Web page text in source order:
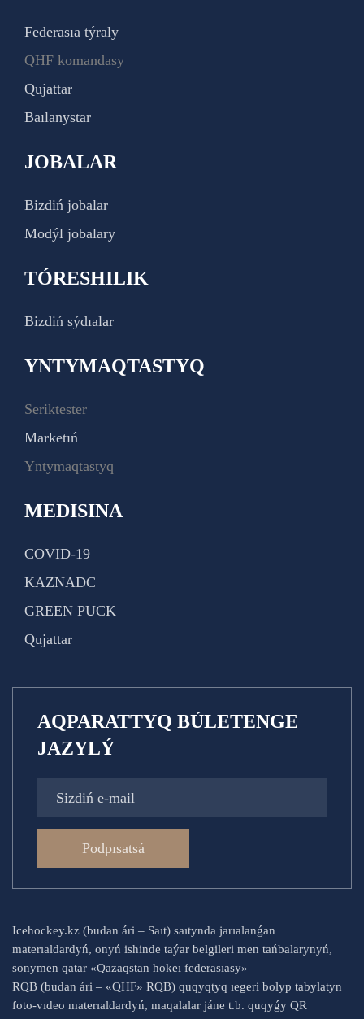
Federasıa týraly
QHF komandasy
Qujattar
Baılanystar
JOBALAR
Bizdiń jobalar
Modýl jobalary
TÓRESHILIK
Bizdiń sýdıalar
YNTYMAQTASTYQ
Seriktester
Marketıń
Yntymaqtastyq
MEDISINA
COVID-19
KAZNADC
GREEN PUCK
Qujattar
AQPARATTYQ BÚLETENGE
JAZYLÝ
Podpısatsá
Icehockey.kz (budan ári – Saıt) saıtynda jarıalanǵan
materıaldardyń, onyń ishinde taýar belgileri men tańbalarynyń,
sonymen qatar «Qazaqstan hokeı federasıasy»
RQB (budan ári – «QHF» RQB) quqyqtyq ıegeri bolyp tabylatyn
foto-vıdeo materıaldardyń, maqalalar jáne t.b. quqyǵy QR